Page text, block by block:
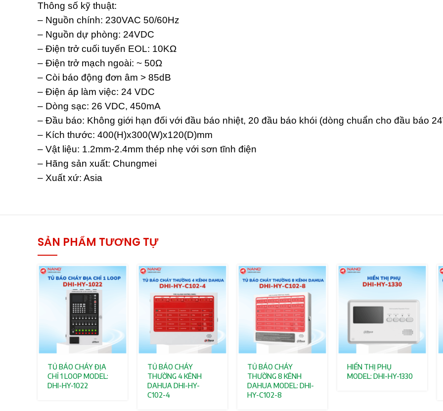
Thông số kỹ thuật:
– Nguồn chính: 230VAC 50/60Hz
– Nguồn dự phòng: 24VDC
– Điện trở cuối tuyến EOL: 10KΩ
– Điện trở mạch ngoài: ~ 50Ω
– Còi báo động đơn âm > 85dB
– Điện áp làm việc: 24 VDC
– Dòng sạc: 26 VDC, 450mA
– Đầu báo: Không giới hạn đối với đầu báo nhiệt, 20 đầu báo khói (dòng chuẩn cho đầu báo
– Kích thước: 400(H)x300(W)x120(D)mm
– Vật liệu: 1.2mm-2.4mm thép nhẹ với sơn tĩnh điện
– Hãng sản xuất: Chungmei
– Xuất xứ: Asia
SẢN PHẨM TƯƠNG TỰ
TỦ BÁO CHÁY ĐỊA
CHỈ 1 LOOP MODEL:
DHI-HY-1022
TỦ BÁO CHÁY
THƯỜNG 4 KÊNH
DAHUA DHI-HY-
C102-4
TỦ BÁO CHÁY
THƯỜNG 8 KÊNH
DAHUA MODEL: DHI-
HY-C102-8
HIỂN THỊ PHỤ
MODEL: DHI-HY-1330